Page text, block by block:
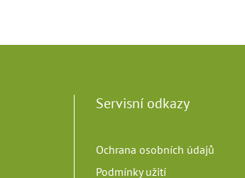
Servisní odkazy
Ochrana osobních údajů
Podmínky užití